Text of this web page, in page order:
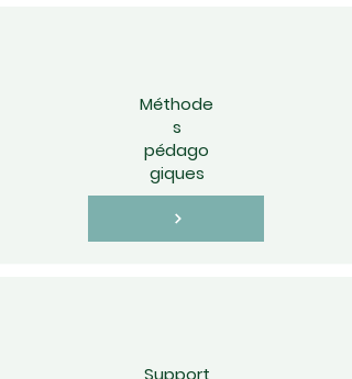
Méthode
s
pédago
giques
Support